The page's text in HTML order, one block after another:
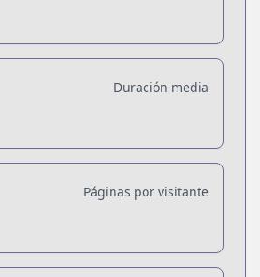
Duración media
Páginas por visitante